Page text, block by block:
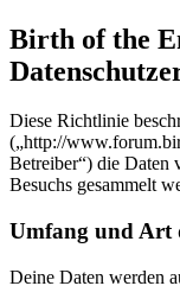
Birth of the
Diese Richtlinie
(„http://
Betreiber“) die Daten
Besuchs gesammelt
Umfang und Art
Deine Daten werden